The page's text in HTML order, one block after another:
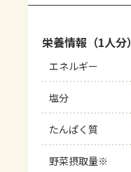
栄養情報（1人分）
エネルギー
塩分
たんぱく質
野菜摂取量※